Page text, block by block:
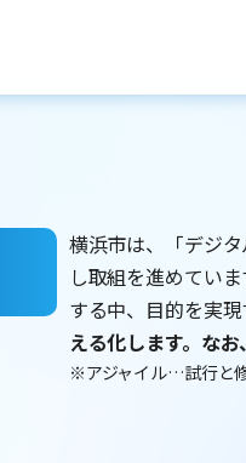
横浜市は、「デジ
し取組を進めてい
する中、目的を実
える化します。な
※アジャイル…試行と